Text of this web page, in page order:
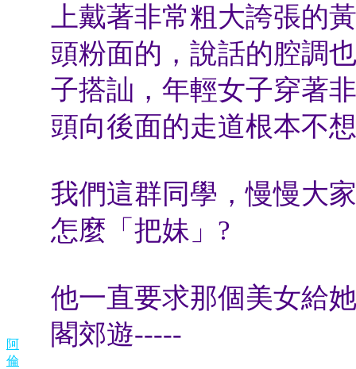
阿
倫
上戴著非常粗大誇張的
頭粉面的，說話的腔調
子搭訕，年輕女子穿著
頭向後面的走道根本不
我們這群同學，慢慢大
怎麼「把妹」?
他一直要求那個美女給
閣郊遊-----